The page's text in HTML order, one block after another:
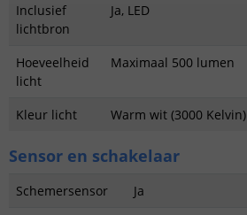
Inclusief
lichtbron
Ja, LED
Hoeveelheid
licht
Maximaal 500 lumen
Kleur licht Warm wit (3000 Kelvin)
Sensor en schakelaar
Schemersensor
Ja